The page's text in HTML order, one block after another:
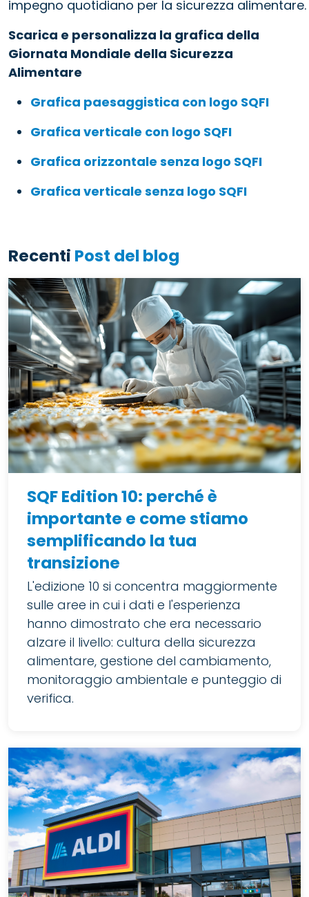
impegno quotidiano per la sicurezza alimentare.
Scarica e personalizza la grafica della
Giornata Mondiale della Sicurezza
Alimentare
Grafica paesaggistica con logo SQFI
Grafica verticale con logo SQFI
Grafica orizzontale senza logo SQFI
Grafica verticale senza logo SQFI
Recenti Post del blog
SQF Edition 10: perché è
importante e come stiamo
semplificando la tua
transizione
L'edizione 10 si concentra maggiormente
sulle aree in cui i dati e l'esperienza
hanno dimostrato che era necessario
alzare il livello: cultura della sicurezza
alimentare, gestione del cambiamento,
monitoraggio ambientale e punteggio di
verifica.